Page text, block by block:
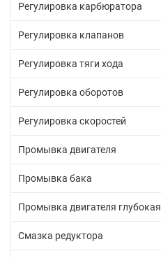
Регулировка карбюратора
Регулировка клапанов
Регулировка тяги хода
Регулировка оборотов
Регулировка скоростей
Промывка двигателя
Промывка бака
Промывка двигателя глубокая
Смазка редуктора